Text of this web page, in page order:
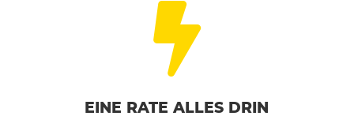

EINE RATE ALLES DRIN